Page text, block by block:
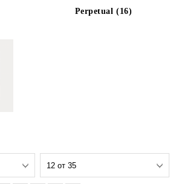
Perpetual (16)